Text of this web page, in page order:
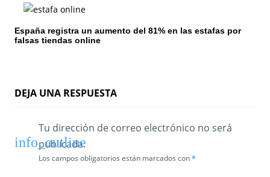
r
a
España registra un aumento del 81% en las estafas por
falsas tiendas online
DEJA UNA RESPUESTA
Tu dirección de correo electrónico no será
publicada.
Los campos obligatorios están marcados con*